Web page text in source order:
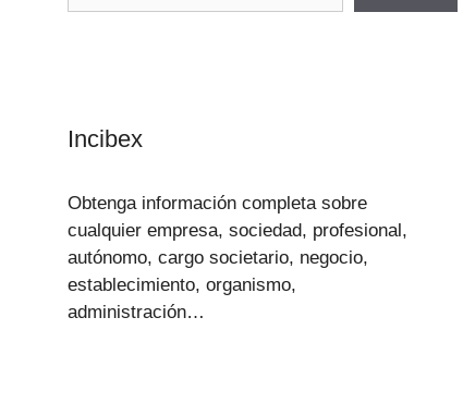
Incibex
Obtenga información completa sobre
cualquier empresa, sociedad, profesional,
autónomo, cargo societario, negocio,
establecimiento, organismo,
administración…